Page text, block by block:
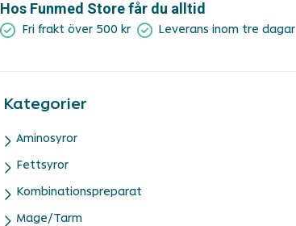
Hos Funmed Store får du alltid
Fri frakt över 500 kr Leverans inom tre dagar
Kategorier
Aminosyror
Fettsyror
Kombinationspreparat
Mage/Tarm